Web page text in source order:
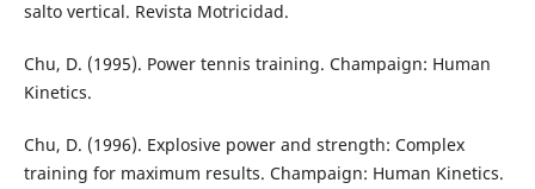
salto vertical. Revista Motricidad.
Chu, D. (1995). Power tennis training. Champaign: Human
Kinetics.
Chu, D. (1996). Explosive power and strength: Complex
training for maximum results. Champaign: Human Kinetics.